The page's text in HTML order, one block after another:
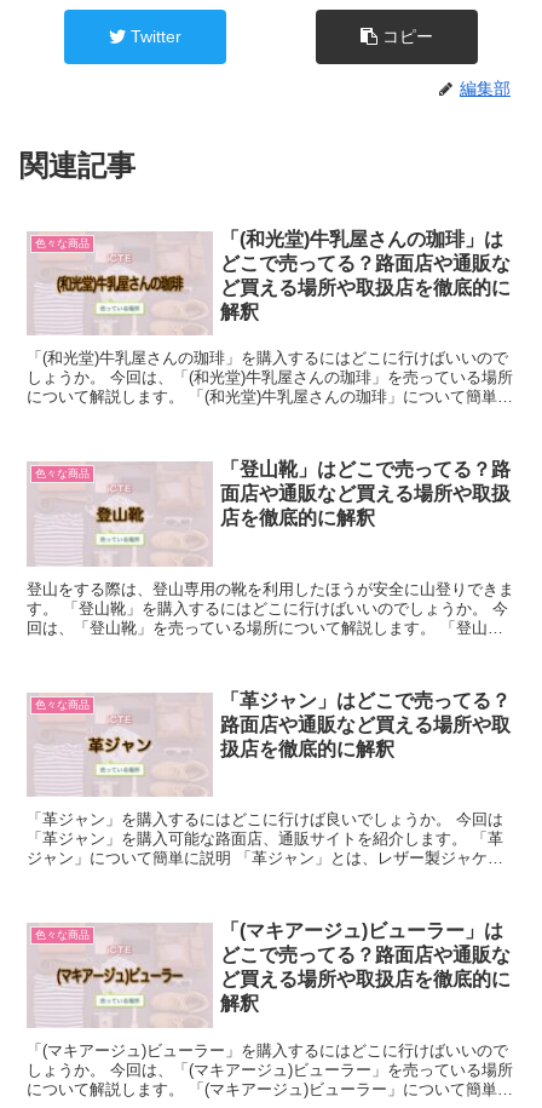
Twitter コピー
編集部
関連記事
色々な商品
「(和光堂)牛乳屋さんの珈琲」は
どこで売ってる？路面店や通販な
ど買える場所や取扱店を徹底的に
解釈
「(和光堂)牛乳屋さんの珈琲」を購入するにはどこに行けばいいので
しょうか。 今回は、「(和光堂)牛乳屋さんの珈琲」を売っている場所
について解説します。 「(和光堂)牛乳屋さんの珈琲」について簡単に
色々な商品
「登山靴」はどこで売ってる？路
面店や通販など買える場所や取扱
店を徹底的に解釈
登山をする際は、登山専用の靴を利用したほうが安全に山登りできま
す。 「登山靴」を購入するにはどこに行けばいいのでしょうか。 今
回は、「登山靴」を売っている場所について解説します。 「登山
色々な商品
「革ジャン」はどこで売ってる？
路面店や通販など買える場所や取
扱店を徹底的に解釈
「革ジャン」を購入するにはどこに行けば良いでしょうか。 今回は
「革ジャン」を購入可能な路面店、通販サイトを紹介します。 「革
ジャン」について簡単に説明 「革ジャン」とは、レザー製ジャケッ
色々な商品
「(マキアージュ)ビューラー」は
どこで売ってる？路面店や通販な
ど買える場所や取扱店を徹底的に
解釈
「(マキアージュ)ビューラー」を購入するにはどこに行けばいいので
しょうか。 今回は、「(マキアージュ)ビューラー」を売っている場所
について解説します。 「(マキアージュ)ビューラー」について簡単に